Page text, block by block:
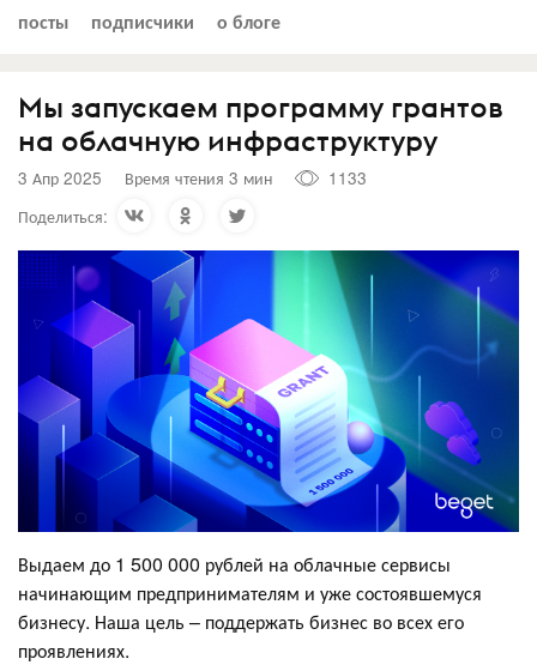
посты подписчики о блоге
Мы запускаем программу грантов
на облачную инфраструктуру
3 Апр 2025 Время чтения 3 мин
1133
Поделиться:
Выдаем до 1 500 000 рублей на облачные сервисы
начинающим предпринимателям и уже состоявшемуся
бизнесу. Наша цель – поддержать бизнес во всех его
проявлениях.